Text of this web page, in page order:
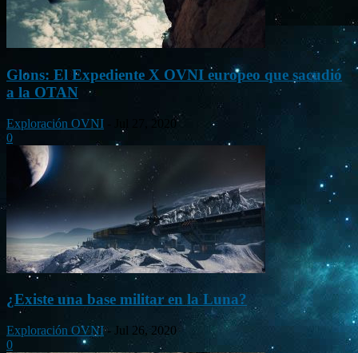
Glons: El Expediente X OVNI europeo que sacudió
a la OTAN
Exploración OVNI
Jul 27, 2020
0
¿Existe una base militar en la Luna?
Exploración OVNI - Jul 26, 2020
0